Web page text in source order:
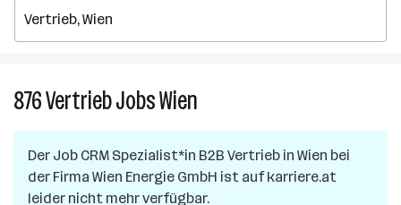
876VertriebJobsWien
in
Wien
Der Job CRM Spezialist*in B2B Vertrieb in Wien bei
der Firma Wien Energie GmbH ist auf karriere.at
leider nicht mehr verfügbar.